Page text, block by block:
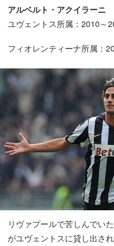
アルベルト・アクイラーニ
ユヴェントス所属：2010～
フィオレンティーナ所属：
リヴァプールで苦しんでい
がユヴェントスに貸し出さ